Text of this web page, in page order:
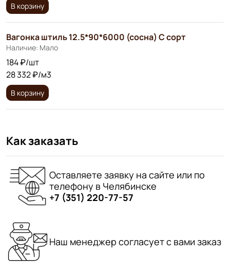
В корзину
Вагонка штиль 12.5*90*6000 (сосна) С сорт
Наличие: Мало
184 ₽/шт
28 332 ₽/м3
В корзину
Как заказать
Оставляете заявку на сайте или по
телефону в Челябинске
+7 (351) 220-77-57
Наш менеджер согласует с вами заказ